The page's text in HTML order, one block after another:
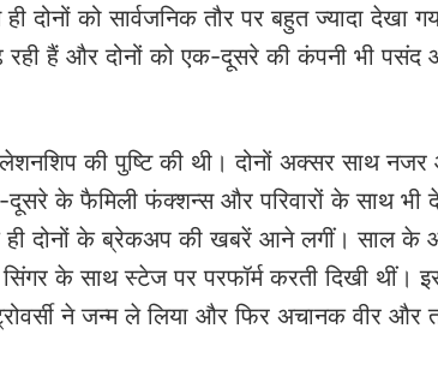
को सार्वजनिक तौर पर बहुत ज्यादा देखा
रही हैं और दोनों को एक-दूसरे की कंपनी भी पसंद
की पुष्टि की थी। दोनों अक्सर साथ
के फैमिली फंक्शन्स और परिवारों के साथ भी
दोनों के ब्रेकअप की खबरें आने लगीं। साल के
के साथ स्टेज पर परफॉर्म करती दिखी थीं।
ने जन्म ले लिया और फिर अचानक वीर और